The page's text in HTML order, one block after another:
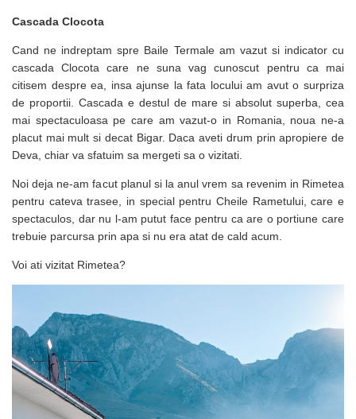
Cascada Clocota
Cand ne indreptam spre Baile Termale am vazut si indicator cu
cascada Clocota care ne suna vag cunoscut pentru ca mai
citisem despre ea, insa ajunse la fata locului am avut o surpriza
de proportii. Cascada e destul de mare si absolut superba, cea
mai spectaculoasa pe care am vazut-o in Romania, noua ne-a
placut mai mult si decat Bigar. Daca aveti drum prin apropiere de
Deva, chiar va sfatuim sa mergeti sa o vizitati.
Noi deja ne-am facut planul si la anul vrem sa revenim in Rimetea
pentru cateva trasee, in special pentru Cheile Rametului, care e
spectaculos, dar nu l-am putut face pentru ca are o portiune care
trebuie parcursa prin apa si nu era atat de cald acum.
Voi ati vizitat Rimetea?